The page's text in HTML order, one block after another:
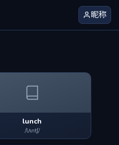
昵称
lunch
/lʌntʃ/